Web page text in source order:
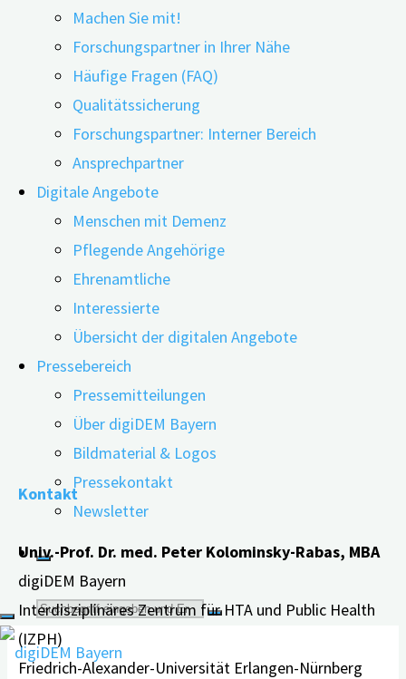
Machen Sie mit!
Forschungspartner in Ihrer Nähe
Häufige Fragen (FAQ)
Qualitätssicherung
Forschungspartner: Interner Bereich
Ansprechpartner
Digitale Angebote
Menschen mit Demenz
Pflegende Angehörige
Ehrenamtliche
Interessierte
Übersicht der digitalen Angebote
Pressebereich
Pressemitteilungen
Über digiDEM Bayern
Bildmaterial & Logos
Pressekontakt
Newsletter
Suche
nach:
Eine spezielle Schulung kann die Pflegenden von
Menschen mit Demenz, die in Pflegeheimen leben,
ermutigen. Denn ein Team von internationalen
Forschenden hat gezeigt, dass das „mySupport“-
Programm sich positiv unter anderem auf
Entscheidungsfindungen auswirkt. Wer Menschen mit
Demenz pflegt, übernimmt eine große Verantwortung.
So müssen zum Beispiel stellvertretend wichtige
Entscheidungen getroffen …
weiterlesen "Ermutigung
durch
vorausschauende
und
Versorgungsplanung"
Kontakt
Univ.-Prof. Dr. med. Peter Kolominsky-Rabas, MBA
digiDEM Bayern
Interdisziplinäres Zentrum für HTA und Public Health
(IZPH)
Friedrich-Alexander-Universität Erlangen-Nürnberg